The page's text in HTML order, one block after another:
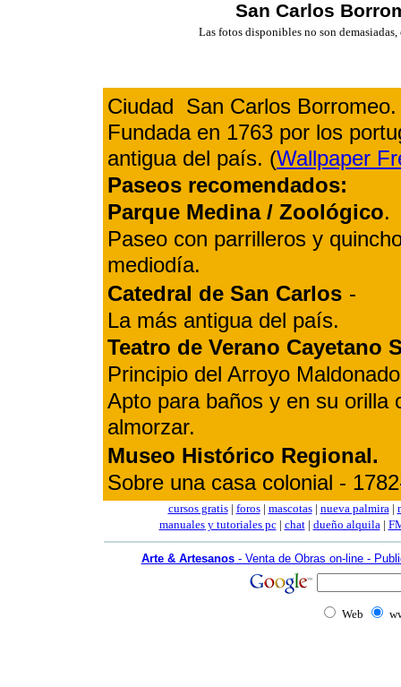
San Carlos
Las fotos disponibles no son
Ciudad San Carlos
Fundada en 1763 por los
antigua del país. (Wallpaper
Paseos recomendados:
Parque Medina / Zoológico.
Paseo con parrilleros y
mediodía.
Catedral de San Carlos -
La más antigua del país.
Teatro de Verano Cayetano
Principio del Arroyo
Apto para baños y en su orilla
almorzar.
Museo Histórico Regional.
Sobre una casa colonial -
cursos gratis| foros| mascotas| nueva palmira|
manualesy tutoriales pc| chat| dueño alquila|
Arte & Artesanos- Venta de Obras on-line -
Web